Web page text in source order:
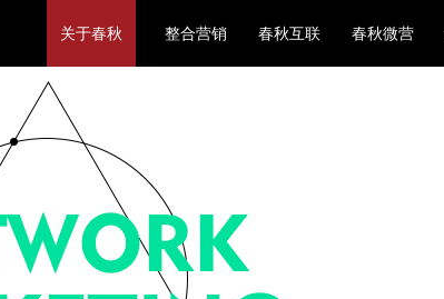
春秋微营
春秋互联
整合营销
关于春秋